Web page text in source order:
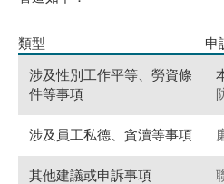
類型 申
涉及性別工作平等、勞資條
件等事項
涉及員工私德、貪瀆等事項
其他建議或申訴事項